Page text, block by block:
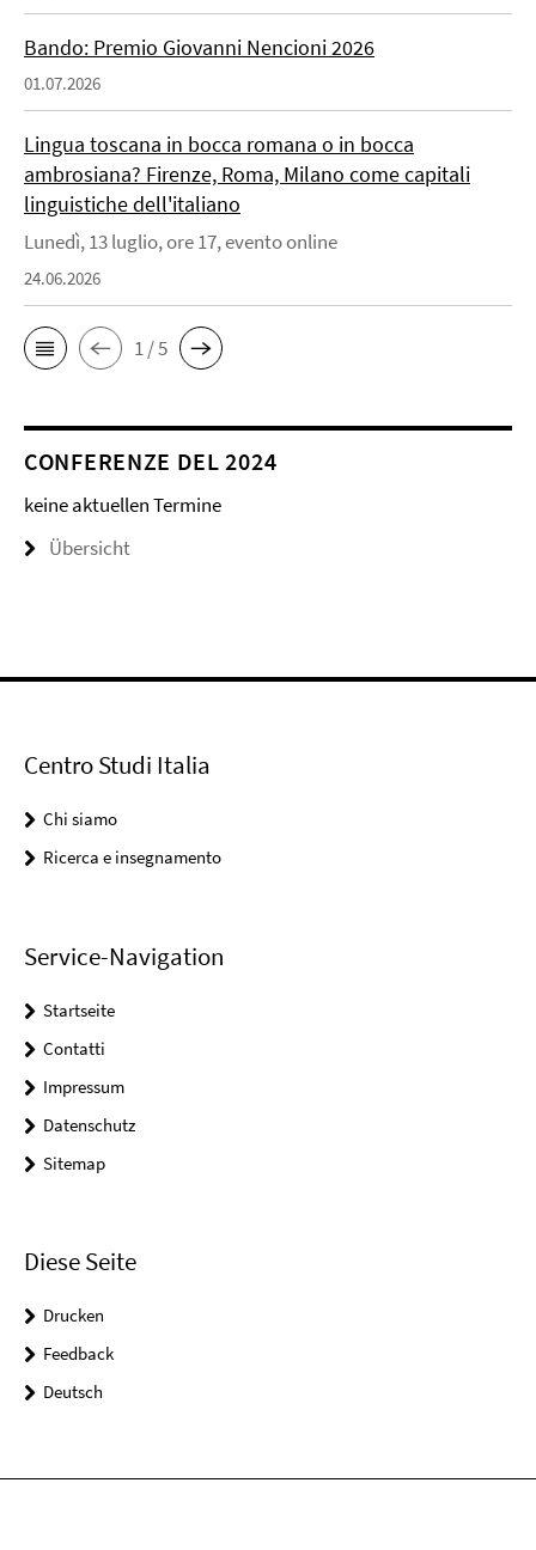
Bando: Premio Giovanni Nencioni 2026
01.07.2026
Lingua toscana in bocca romana o in bocca
ambrosiana? Firenze, Roma, Milano come capitali
linguistiche dell'italiano
Lunedì, 13 luglio, ore 17, evento online
24.06.2026
1 / 5
CONFERENZE DEL 2024
keine aktuellen Termine
Übersicht
Centro Studi Italia
Chi siamo
Ricerca e insegnamento
Service-Navigation
Startseite
Contatti
Impressum
Datenschutz
Sitemap
Diese Seite
Drucken
Feedback
Deutsch